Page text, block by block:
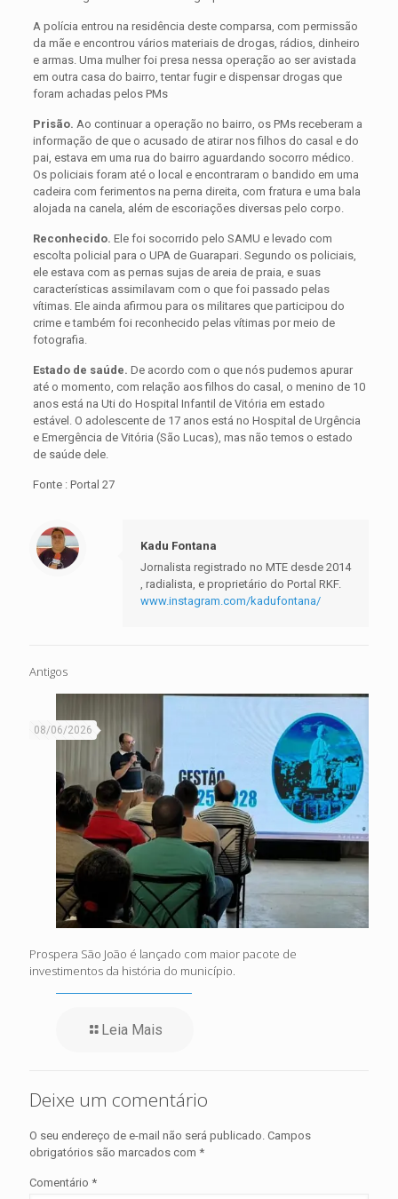
A polícia entrou na residência deste comparsa, com permissão
da mãe e encontrou vários materiais de drogas, rádios, dinheiro
e armas. Uma mulher foi presa nessa operação ao ser avistada
em outra casa do bairro, tentar fugir e dispensar drogas que
foram achadas pelos PMs
Prisão. Ao continuar a operação no bairro, os PMs receberam a
informação de que o acusado de atirar nos filhos do casal e do
pai, estava em uma rua do bairro aguardando socorro médico.
Os policiais foram até o local e encontraram o bandido em uma
cadeira com ferimentos na perna direita, com fratura e uma bala
alojada na canela, além de escoriações diversas pelo corpo.
Reconhecido. Ele foi socorrido pelo SAMU e levado com
escolta policial para o UPA de Guarapari. Segundo os policiais,
ele estava com as pernas sujas de areia de praia, e suas
características assimilavam com o que foi passado pelas
vítimas. Ele ainda afirmou para os militares que participou do
crime e também foi reconhecido pelas vítimas por meio de
fotografia.
Estado de saúde. De acordo com o que nós pudemos apurar
até o momento, com relação aos filhos do casal, o menino de 10
anos está na Uti do Hospital Infantil de Vitória em estado
estável. O adolescente de 17 anos está no Hospital de Urgência
e Emergência de Vitória (São Lucas), mas não temos o estado
de saúde dele.
Fonte : Portal 27
Kadu Fontana
Jornalista registrado no MTE desde 2014
, radialista, e proprietário do Portal RKF.
www.instagram.com/kadufontana/
Antigos
08/06/2026
Prospera São João é lançado com maior pacote de
investimentos da história do município.
Leia Mais
Deixe um comentário
O seu endereço de e-mail não será publicado. Campos
obrigatórios são marcados com *
Comentário *